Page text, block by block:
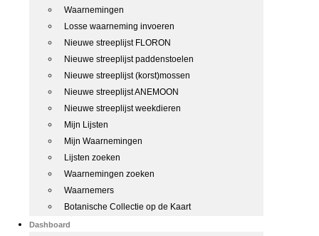
Waarnemingen
Losse waarneming invoeren
Nieuwe streeplijst FLORON
Nieuwe streeplijst paddenstoelen
Nieuwe streeplijst (korst)mossen
Nieuwe streeplijst ANEMOON
Nieuwe streeplijst weekdieren
Mijn Lijsten
Mijn Waarnemingen
Lijsten zoeken
Waarnemingen zoeken
Waarnemers
Botanische Collectie op de Kaart
Dashboard